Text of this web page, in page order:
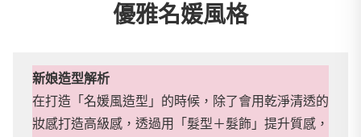
優雅名媛風格
新娘造型解析
在打造「名媛風造型」的時候，除了會用乾淨清透的
妝感打造高級感，透過用「髮型＋髮飾」提升質感，